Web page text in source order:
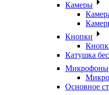
Камеры
Кнопки
Катушка
Микрофоны
Основное